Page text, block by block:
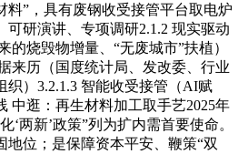
料”，具有废钢收受接管平台取电炉
可研演讲、专项调研2.1.2 现实驱动
的烧毁物增量、“无废城市”扶植）
来历（国度统计局、发改委、行业
织）3.2.1.3 智能收受接管（AI赋
中逛：再生材料加工取手艺2025年
‘两新’政策”列为扩内需首要使命。
地位；是保障资本平安、鞭策“双